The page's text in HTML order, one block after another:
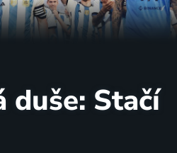
duše: Stačí